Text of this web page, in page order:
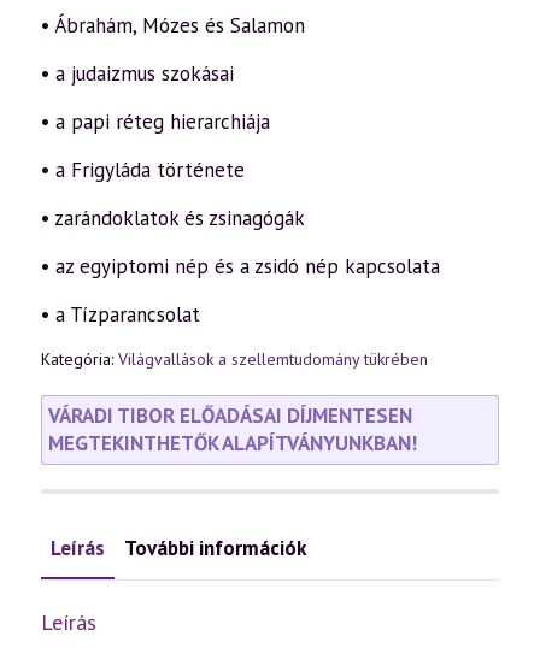
• Ábrahám, Mózes és Salamon
• a judaizmus szokásai
• a papi réteg hierarchiája
• a Frigyláda története
• zarándoklatok és zsinagógák
• az egyiptomi nép és a zsidó nép kapcsolata
• a Tízparancsolat
Kategória: Világvallások a szellemtudomány tükrében
VÁRADI TIBOR ELŐADÁSAI DÍJMENTESEN
MEGTEKINTHETŐK ALAPÍTVÁNYUNKBAN!
Leírás További információk
Leírás